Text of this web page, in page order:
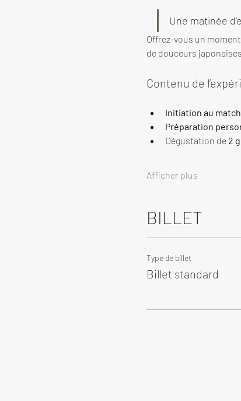
Une matinée
Offrez-vous un
de douceurs
Contenu de
Initiation au
Préparation
Dégustation de 2
Afficher plus
BILLET
Type de billet
Billet standard